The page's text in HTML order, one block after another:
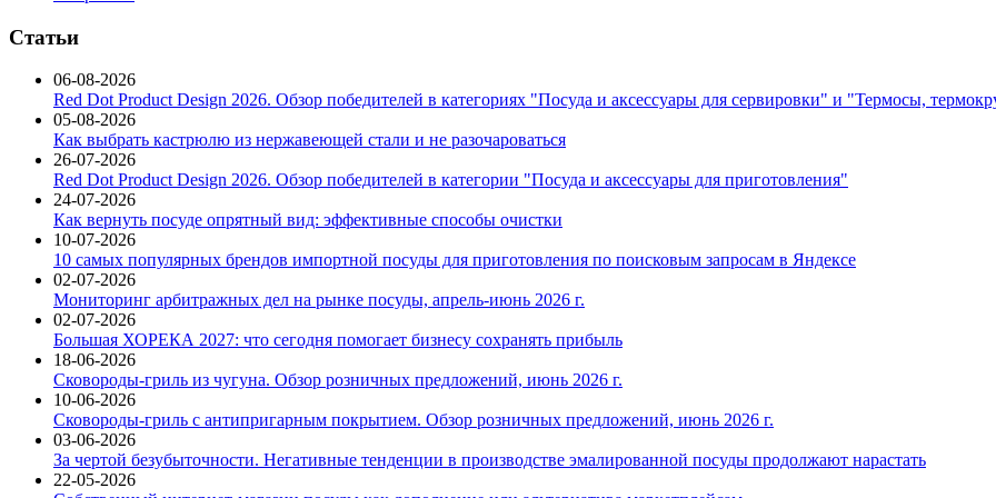
Статьи
06-08-2026
Red Dot Product Design 2026. Обзор победителей в категориях "Посуда и аксессуары для сервировки" и "Термосы,
05-08-2026
Как выбрать кастрюлю из нержавеющей стали и не разочароваться
26-07-2026
Red Dot Product Design 2026. Обзор победителей в категории "Посуда и аксессуары для приготовления"
24-07-2026
Как вернуть посуде опрятный вид: эффективные способы очистки
10-07-2026
10 самых популярных брендов импортной посуды для приготовления по поисковым запросам в Яндексе
02-07-2026
Мониторинг арбитражных дел на рынке посуды, апрель-июнь 2026 г.
02-07-2026
Большая ХОРЕКА 2027: что сегодня помогает бизнесу сохранять прибыль
18-06-2026
Сковороды-гриль из чугуна. Обзор розничных предложений, июнь 2026 г.
10-06-2026
Сковороды-гриль с антипригарным покрытием. Обзор розничных предложений, июнь 2026 г.
03-06-2026
За чертой безубыточности. Негативные тенденции в производстве эмалированной посуды продолжают нарастать
22-05-2026